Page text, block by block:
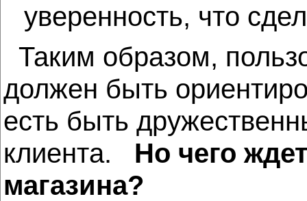
уверенность, что
Таким образом,
должен быть
есть быть
клиента. Но чего
магазина?